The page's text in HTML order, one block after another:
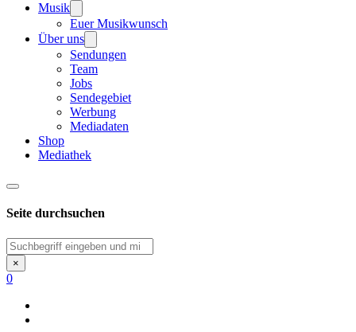
Musik
Euer Musikwunsch
Über uns
Sendungen
Team
Jobs
Sendegebiet
Werbung
Mediadaten
Shop
Mediathek
Seite durchsuchen
Suchen
×
0